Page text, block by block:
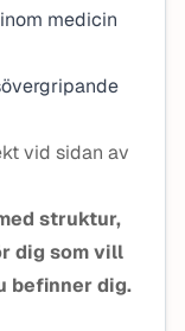
medicin
vid sidan av
struktur,
dig som vill
befinner dig.